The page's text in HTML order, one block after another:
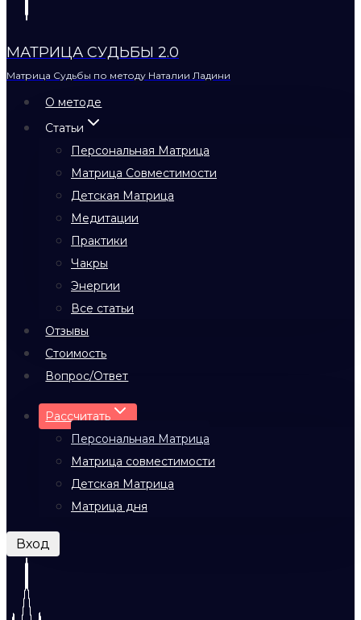
МАТРИЦА СУДЬБЫ 2.0
Матрица Судьбы по методу Наталии Ладини
О методе
Статьи
Персональная Матрица
Матрица Совместимости
Детская Матрица
Медитации
Практики
Чакры
Энергии
Все статьи
Отзывы
Стоимость
Вопрос/Ответ
Рассчитать
Персональная Матрица
Матрица совместимости
Детская Матрица
Матрица дня
Вход